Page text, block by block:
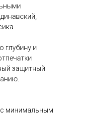
глубину и
защитный
с минимальным